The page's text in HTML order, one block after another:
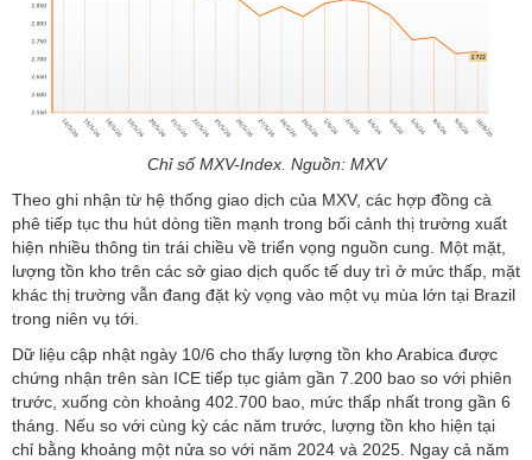
Chỉ số MXV-Index. Nguồn: MXV
Theo ghi nhận từ hệ thống giao dịch của MXV, các hợp đồng cà
phê tiếp tục thu hút dòng tiền mạnh trong bối cảnh thị trường xuất
hiện nhiều thông tin trái chiều về triển vọng nguồn cung. Một mặt,
lượng tồn kho trên các sở giao dịch quốc tế duy trì ở mức thấp, mặt
khác thị trường vẫn đang đặt kỳ vọng vào một vụ mùa lớn tại Brazil
trong niên vụ tới.
Dữ liệu cập nhật ngày 10/6 cho thấy lượng tồn kho Arabica được
chứng nhận trên sàn ICE tiếp tục giảm gần 7.200 bao so với phiên
trước, xuống còn khoảng 402.700 bao, mức thấp nhất trong gần 6
tháng. Nếu so với cùng kỳ các năm trước, lượng tồn kho hiện tại
chỉ bằng khoảng một nửa so với năm 2024 và 2025. Ngay cả năm